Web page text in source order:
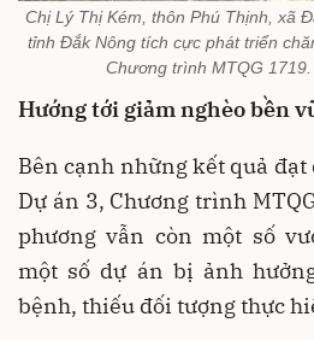
Chị Lý Thị Kém, thôn Phú Thịnh, xã
tỉnh Đắk Nông tích cực phát triển
Chương trình MTQG
Hướng tới giảm nghèo bền
Bên cạnh những kết quả
Dự án 3, Chương trình
phương vẫn còn một số
một số dự án bị ảnh
bệnh, thiếu đối tượng thực